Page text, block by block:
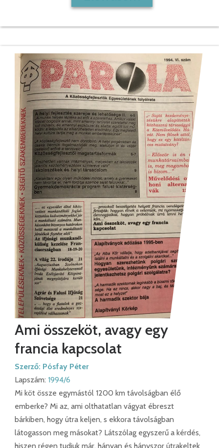
Ami összeköt, avagy egy
francia kapcsolat
Szerző: Pósfay Péter
Lapszám: 1994/6
Mi köt össze egymástól 1200 km távolságban élő
emberke? Mi az, ami olthatatlan vágyat ébreszt
bárkiben, hogy útra keljen, s ekkora távolságban
látogasson meg másokat? Látszólag egyszerű a kérdés,
hiszen régen tudjuk már, hányan és hányszor útrakeltek